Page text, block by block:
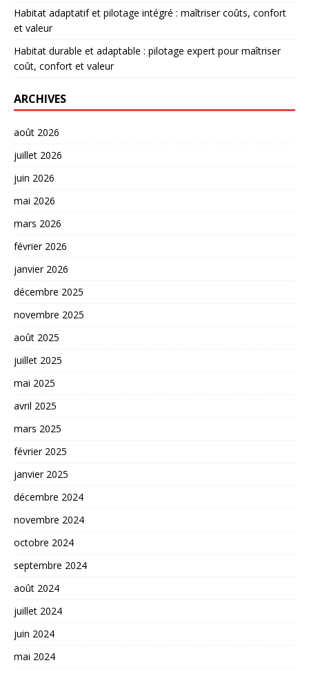
Habitat adaptatif et pilotage intégré : maîtriser coûts, confort
et valeur
Habitat durable et adaptable : pilotage expert pour maîtriser
coût, confort et valeur
ARCHIVES
août 2026
juillet 2026
juin 2026
mai 2026
mars 2026
février 2026
janvier 2026
décembre 2025
novembre 2025
août 2025
juillet 2025
mai 2025
avril 2025
mars 2025
février 2025
janvier 2025
décembre 2024
novembre 2024
octobre 2024
septembre 2024
août 2024
juillet 2024
juin 2024
mai 2024